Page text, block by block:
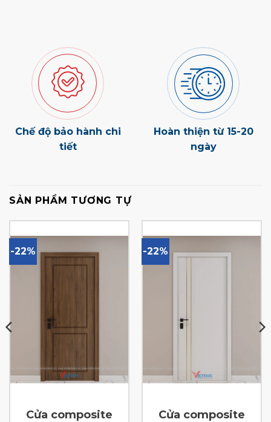
Chế độ bảo hành chi
tiết
Hoàn thiện từ 15-20
ngày
SẢN PHẨM TƯƠNG TỰ
-22%
Cửa composite
-22%
Cửa composite